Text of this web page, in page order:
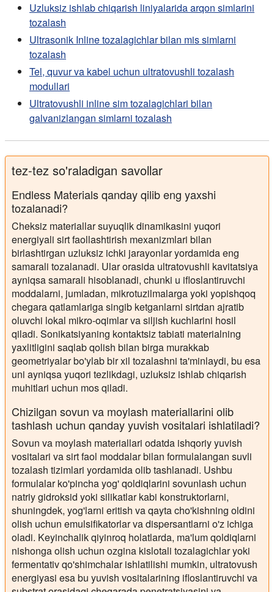
Uzluksiz ishlab chiqarish liniyalarida arqon simlarini
tozalash
Ultrasonik Inline tozalagichlar bilan mis simlarni
tozalash
Tel, quvur va kabel uchun ultratovushli tozalash
modullari
Ultratovushli inline sim tozalagichlari bilan
galvanizlangan simlarni tozalash
tez-tez so'raladigan savollar
Endless Materials qanday qilib eng yaxshi
tozalanadi?
Cheksiz materiallar suyuqlik dinamikasini yuqori
energiyali sirt faollashtirish mexanizmlari bilan
birlashtirgan uzluksiz ichki jarayonlar yordamida eng
samarali tozalanadi. Ular orasida ultratovushli kavitatsiya
ayniqsa samarali hisoblanadi, chunki u ifloslantiruvchi
moddalarni, jumladan, mikrotuzilmalarga yoki yopishqoq
chegara qatlamlariga singib ketganlarni sirtdan ajratib
oluvchi lokal mikro-oqimlar va siljish kuchlarini hosil
qiladi. Sonikatsiyaning kontaktsiz tabiati materialning
yaxlitligini saqlab qolish bilan birga murakkab
geometriyalar bo'ylab bir xil tozalashni ta'minlaydi, bu esa
uni ayniqsa yuqori tezlikdagi, uzluksiz ishlab chiqarish
muhitlari uchun mos qiladi.
Chizilgan sovun va moylash materiallarini olib
tashlash uchun qanday yuvish vositalari ishlatiladi?
Sovun va moylash materiallari odatda ishqoriy yuvish
vositalari va sirt faol moddalar bilan formulalangan suvli
tozalash tizimlari yordamida olib tashlanadi. Ushbu
formulalar ko'pincha yog' qoldiqlarini sovunlash uchun
natriy gidroksid yoki silikatlar kabi konstruktorlarni,
shuningdek, yog'larni eritish va qayta cho'kishning oldini
olish uchun emulsifikatorlar va dispersantlarni o'z ichiga
oladi. Keyinchalik qiyinroq holatlarda, ma'lum qoldiqlarni
nishonga olish uchun ozgina kislotali tozalagichlar yoki
fermentativ qo'shimchalar ishlatilishi mumkin, ultratovush
energiyasi esa bu yuvish vositalarining ifloslantiruvchi va